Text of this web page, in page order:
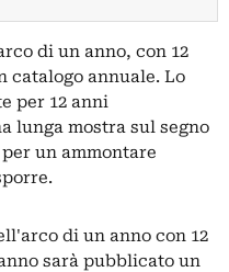
di un anno, con 12
catalogo annuale. Lo
per 12 anni
lunga mostra sul segno
un ammontare
di un anno con 12
sarà pubblicato un